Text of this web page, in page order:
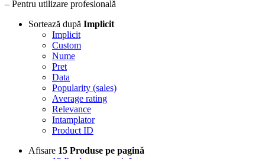
– Pentru utilizare profesională
Sortează după Implicit
Implicit
Custom
Nume
Pret
Data
Popularity (sales)
Average rating
Relevance
Intamplator
Product ID
Afisare 15 Produse pe pagină